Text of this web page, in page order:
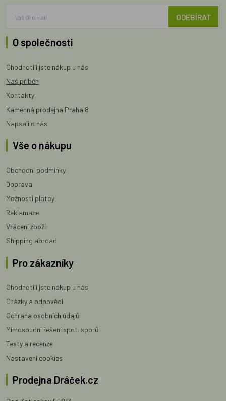
ODEBÍRAT
O společnosti
Ohodnotili jste nákup u nás
Náš příběh
Kontakty
Kamenná prodejna Praha 8
Napsali o nás
Vše o nákupu
Obchodní podmínky
Doprava
Možnosti platby
Reklamace
Vrácení zboží
Shipping abroad
Pro zákazníky
Ohodnotili jste nákup u nás
Otázky a odpovědi
Ochrana osobních údajů
Mimosoudní řešení spot. sporů
Testy a recenze
Nastavení cookies
Prodejna Dráček.cz